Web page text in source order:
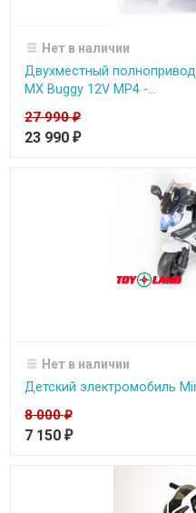
Нет в наличии
Двухместный
MX Buggy 12V MP4 -...
27 990₽
23 990 ₽
Нет в наличии
Детский электромобиль
8 000₽
7 150 ₽